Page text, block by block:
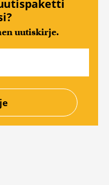
uutiskirje.